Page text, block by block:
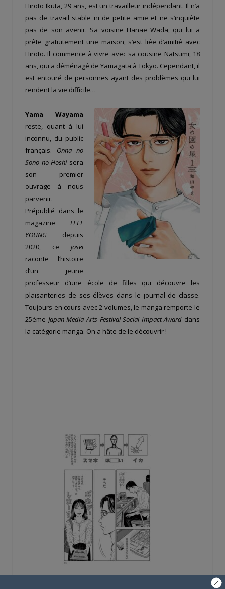
Hiroto Ikuta, 29 ans, est un travailleur indépendant. Il n’a
pas de travail stable ni de petite amie et ne s’inquiète
pas de son avenir. Sa voisine Hanae Wada, qui lui a
prête gratuitement une maison, s’est liée d’amitié avec
Hiroto. Il commence à vivre avec sa cousine Natsumi, 18
ans, qui a déménagé de Yamagata à Tokyo. Cependant, il
est entouré de personnes ayant des problèmes qui lui
rendent la vie difficile…
Yama Wayama
reste, quant à lui
inconnu, du public
français. Onna no
Sono no Hoshi sera
son premier
ouvrage à nous
parvenir.
Prépublié dans le
magazine FEEL
YOUNG depuis
2020, ce josei
raconte l’histoire
d’un jeune
professeur d’une école de filles qui découvre les
plaisanteries de ses élèves dans le journal de classe.
Toujours en cours avec 2 volumes, le manga remporte le
25ème Japan Media Arts Festival Social Impact Award dans
la catégorie manga. On a hâte de le découvrir !